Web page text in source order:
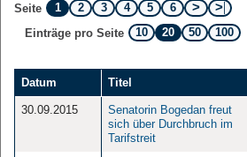
Seite 1 2 3 4 5
6
Einträge pro Seite
10 20 50 100
Datum Titel
30.09.2015
Senatorin Bogedan freut
sich über Durchbruch im
Tarifstreit